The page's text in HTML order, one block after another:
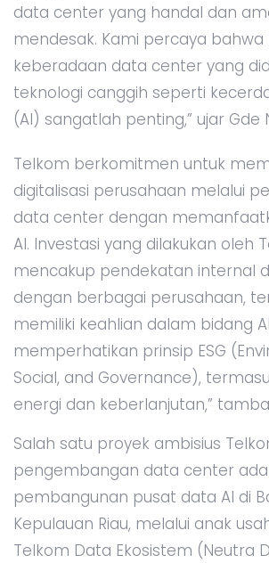
data center yang handal dan
mendesak. Kami percaya bahwa
keberadaan data center yang
teknologi canggih seperti
(AI) sangatlah penting,” ujar Gde
Telkom berkomitmen untuk
digitalisasi perusahaan melalui
data center dengan
AI. Investasi yang dilakukan oleh
mencakup pendekatan internal
dengan berbagai perusahaan,
memiliki keahlian dalam bidang
memperhatikan prinsip ESG
Social, and Governance),
energi dan keberlanjutan,”
Salah satu proyek ambisius
pengembangan data center
pembangunan pusat data AI di
Kepulauan Riau, melalui anak
Telkom Data Ekosistem (Neutra